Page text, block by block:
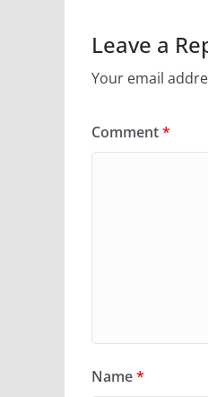
Leave a
Your email
Comment*
Name*